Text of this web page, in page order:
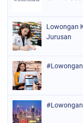
Lowongan
Jurusan
#Lowongan